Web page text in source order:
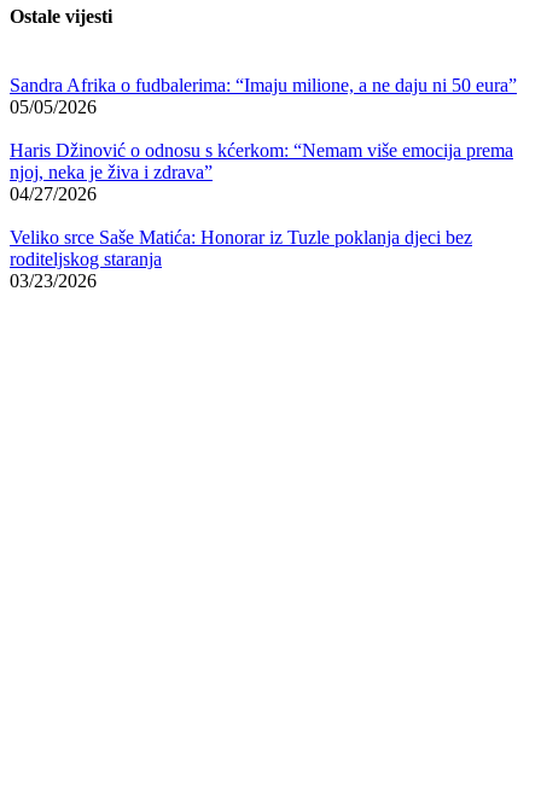
Ostale vijesti
Sandra Afrika o fudbalerima: “Imaju milione, a ne daju ni 50 eura”
05/05/2026
Haris Džinović o odnosu s kćerkom: “Nemam više emocija prema
njoj, neka je živa i zdrava”
04/27/2026
Veliko srce Saše Matića: Honorar iz Tuzle poklanja djeci bez
roditeljskog staranja
03/23/2026